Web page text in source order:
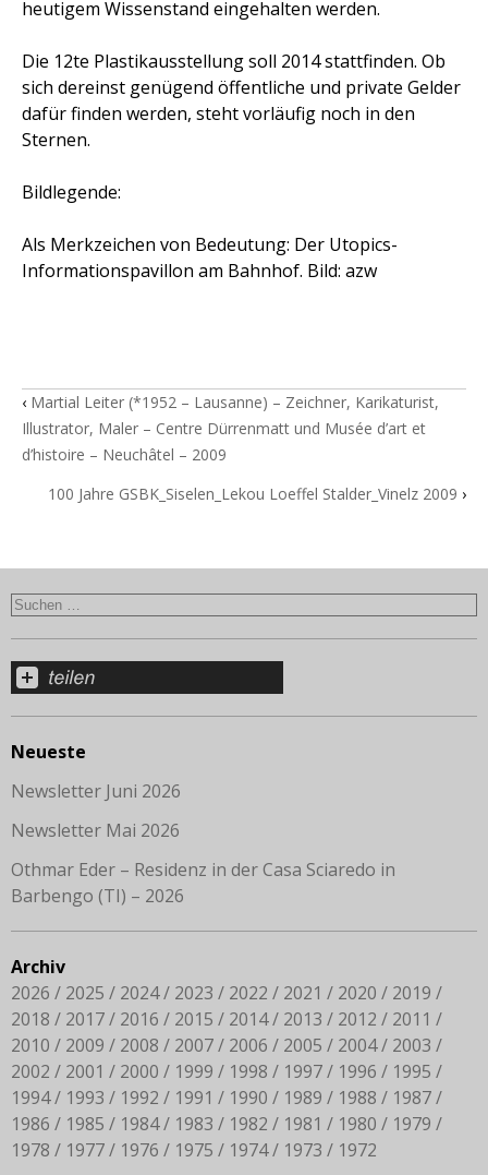
heutigem Wissenstand eingehalten werden.
Die 12te Plastikausstellung soll 2014 stattfinden. Ob
sich dereinst genügend öffentliche und private Gelder
dafür finden werden, steht vorläufig noch in den
Sternen.
Bildlegende:
Als Merkzeichen von Bedeutung: Der Utopics-
Informationspavillon am Bahnhof. Bild: azw
‹ Martial Leiter (*1952 – Lausanne) – Zeichner, Karikaturist,
Illustrator, Maler – Centre Dürrenmatt und Musée d’art et
d’histoire – Neuchâtel – 2009
100 Jahre GSBK_Siselen_Lekou Loeffel Stalder_Vinelz 2009 ›
Neueste
Newsletter Juni 2026
Newsletter Mai 2026
Othmar Eder – Residenz in der Casa Sciaredo in
Barbengo (TI) – 2026
Archiv
2026
2025 2024 2023 2022 2021 2020
2019
2018
2017 2016 2015 2014 2013 2012
2011
2010
2009 2008 2007 2006 2005 2004
2003
2002
2001 2000 1999 1998 1997 1996
1995
1994
1993 1992 1991 1990 1989 1988
1987
1986
1985 1984 1983 1982 1981 1980
1979
1978
1977 1976 1975 1974 1973 1972